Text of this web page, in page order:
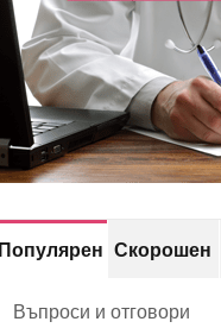
Популярен Скорошен
Въпроси и отговори